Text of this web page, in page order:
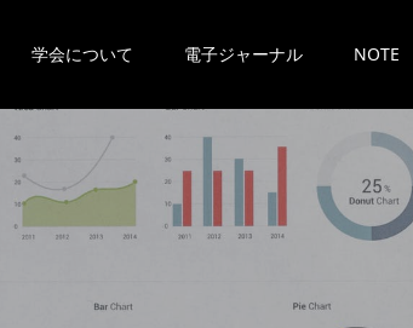
学会について 電子ジャーナル NOTE